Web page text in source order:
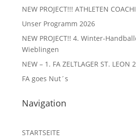
NEW PROJECT!!! ATHLETEN
Unser Programm 2026
NEW PROJECT!! 4. Winter-
Wieblingen
NEW – 1. FA ZELTLAGER ST. LEON
FA goes Nut´s
Navigation
STARTSEITE